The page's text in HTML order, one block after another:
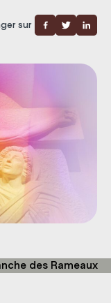
sur
des Rameaux